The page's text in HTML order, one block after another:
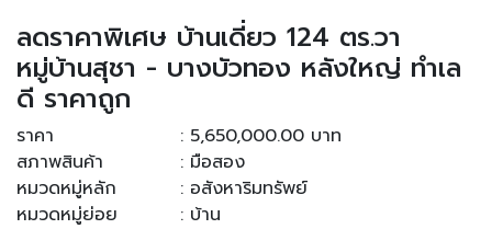
ลดราคาพิเศษ บ้านเดี่ยว 124 ตร.วา
หมู่บ้านสุชา - บางบัวทอง หลังใหญ่ ทำเล
ดี ราคาถูก
ราคา
: 5,650,000.00 บาท
สภาพสินค้า
: มือสอง
หมวดหมู่หลัก
: อสังหาริมทรัพย์
หมวดหมู่ย่อย
: บ้าน